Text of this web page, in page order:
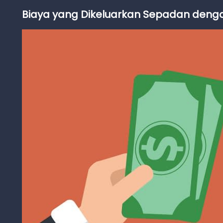
Biaya yang Dikeluarkan Sepadan